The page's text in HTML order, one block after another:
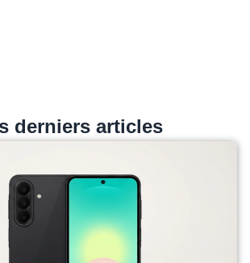
derniers articles